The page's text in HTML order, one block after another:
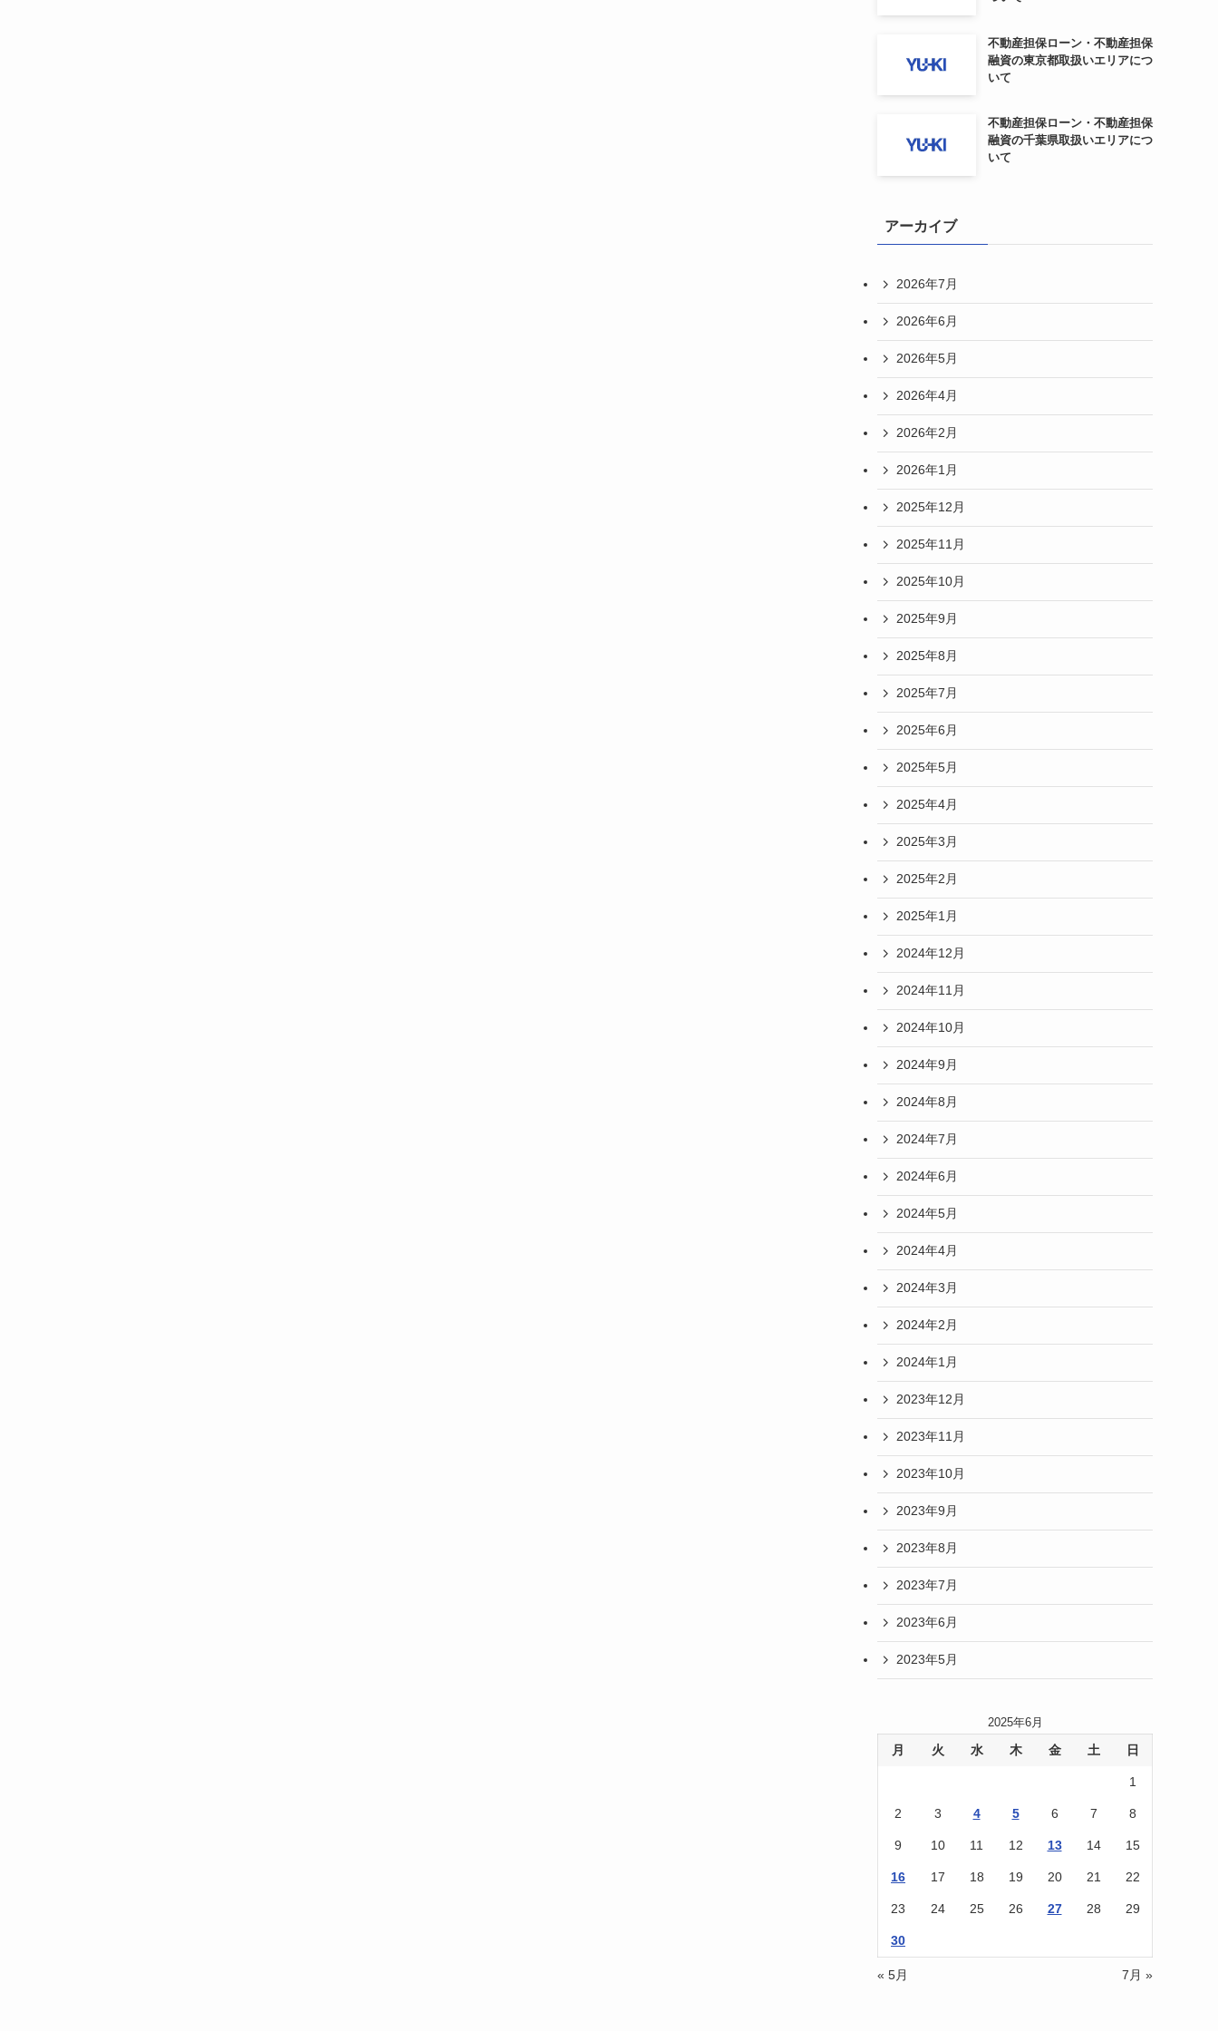
不動産担保ローン・不動産担保
融資の東京都取扱いエリアにつ
いて
不動産担保ローン・不動産担保
融資の千葉県取扱いエリアにつ
いて
アーカイブ
2026年7月
2026年6月
2026年5月
2026年4月
2026年2月
2026年1月
2025年12月
2025年11月
2025年10月
2025年9月
2025年8月
2025年7月
2025年6月
2025年5月
2025年4月
2025年3月
2025年2月
2025年1月
2024年12月
2024年11月
2024年10月
2024年9月
2024年8月
2024年7月
2024年6月
2024年5月
2024年4月
2024年3月
2024年2月
2024年1月
2023年12月
2023年11月
2023年10月
2023年9月
2023年8月
2023年7月
2023年6月
2023年5月
2025年6月
月 火 水 木 金 土 日
1
2 3 4 5 6 7 8
9 10 11 12 13 14 15
16 17 18 19 20 21 22
23 24 25 26 27 28 29
30
« 5月 7月 »